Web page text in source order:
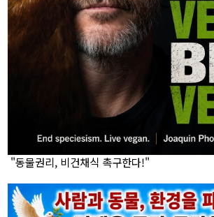
"동물권리, 비건채식 촉구한다!"